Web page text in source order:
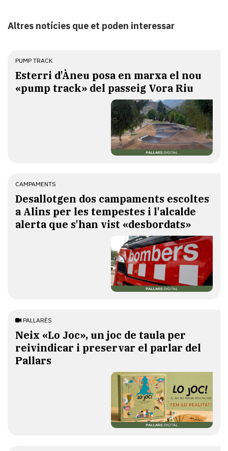
Altres notícies que et poden interessar
PUMP TRACK
Esterri d'Àneu posa en marxa el nou
«pump track» del passeig Vora Riu
CAMPAMENTS
​Desallotgen dos campaments escoltes
a Alins per les tempestes i l'alcalde
alerta que s'han vist «desbordats»
PALLARÈS
​Neix «Lo Joc», un joc de taula per
reivindicar i preservar el parlar del
Pallars